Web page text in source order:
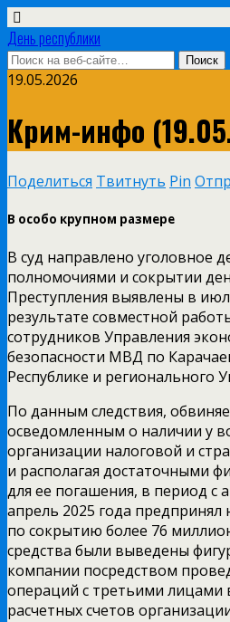
День республики
19.05.2026
Крим-инфо
Поделиться Твитнуть Pin
В особо крупном размере
В суд направлено уголовное
полномочиями и сокрытии
Преступления выявлены в
результате совместной
сотрудников Управления
безопасности МВД по
Республике и регионального
По данным следствия,
осведомленным о наличии у
организации налоговой и
и располагая достаточными
для ее погашения, в период с
апрель 2025 года предпринял
по сокрытию более 76
средства были выведены
компании посредством
операций с третьими лицами
расчетных счетов